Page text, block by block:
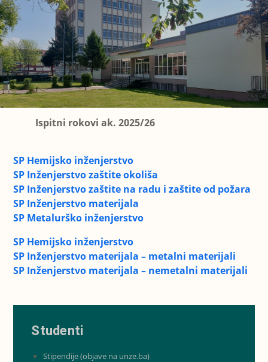
Ispitni rokovi ak. 2025/26
SP Hemijsko inženjerstvo
SP Inženjerstvo zaštite okoliša
SP Inženjerstvo zaštite na radu i zaštite od požara
SP Inženjerstvo materijala
SP Metalurško inženjerstvo
SP Hemijsko inženjerstvo
SP Inženjerstvo materijala – metalni materijali
SP Inženjerstvo materijala – nemetalni materijali
Studenti
Stipendije (objave na unze.ba)